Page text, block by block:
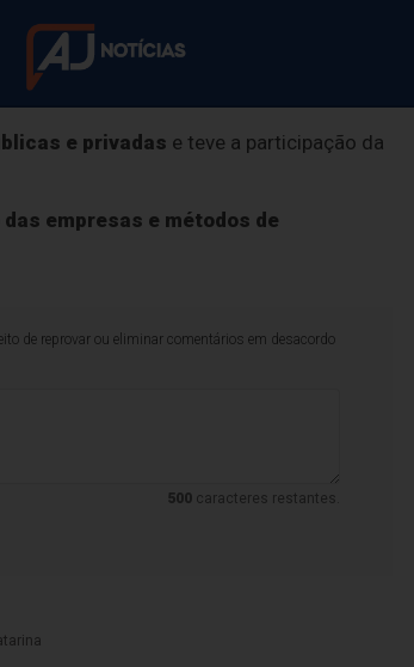
de
no município, índice associado ao
e privadas e teve a participação da
empresas e métodos de
de reprovar ou eliminar comentários em desacordo
500caracteres restantes.